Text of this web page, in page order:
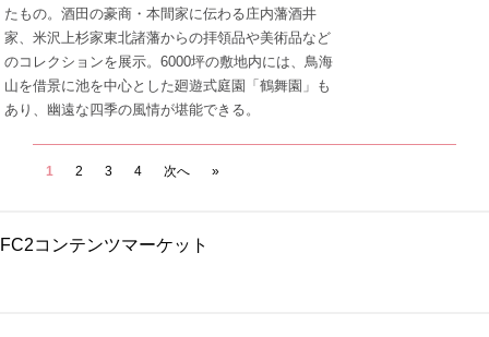
たもの。酒田の豪商・本間家に伝わる庄内藩酒井
家、米沢上杉家東北諸藩からの拝領品や美術品など
のコレクションを展示。6000坪の敷地内には、鳥海
山を借景に池を中心とした廻遊式庭園「鶴舞園」も
あり、幽遠な四季の風情が堪能できる。
1 2 3 4 次へ »
FC2コンテンツマーケット